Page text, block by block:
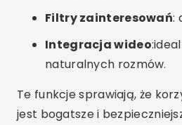
Filtry zainteresowań:
Integracja wideo
naturalnych rozmów.
Te funkcje sprawiają, że
jest bogatsze i